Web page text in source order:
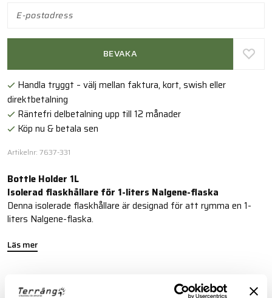
BEVAKA
Handla tryggt – välj mellan faktura, kort, swish eller
direktbetalning
Räntefri delbetalning upp till 12 månader
Köp nu & betala sen
Artikelnr: 7637-331
Bottle Holder 1L
Isolerad flaskhållare för 1-liters Nalgene-flaska
Denna isolerade flaskhållare är designad för att rymma en 1-
liters Nalgene-flaska.
Läs mer